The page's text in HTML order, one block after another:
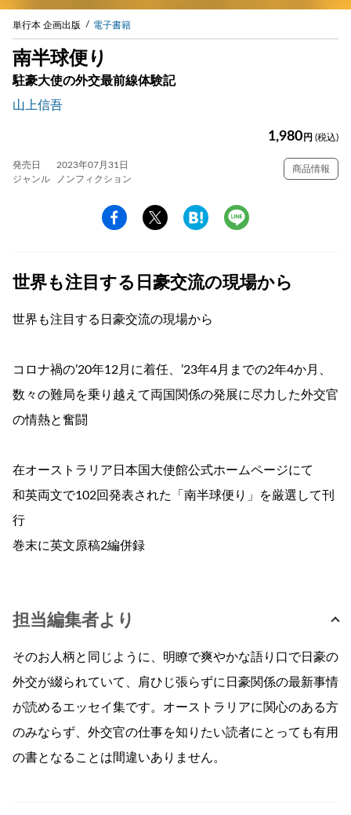
単行本 企画出版 電子書籍
南半球便り
駐豪大使の外交最前線体験記
山上信吾
1,980 円 (税込)
発売日
2023年07月31日
ジャンル
ノンフィクション
商品情報
世界も注目する日豪交流の現場から
世界も注目する日豪交流の現場から
コロナ禍の’20年12月に着任、’23年4月までの2年4か月、
数々の難局を乗り越えて両国関係の発展に尽力した外交官
の情熱と奮闘
在オーストラリア日本国大使館公式ホームページにて
和英両文で102回発表された「南半球便り」を厳選して刊
行
巻末に英文原稿2編併録
担当編集者より
そのお人柄と同じように、明瞭で爽やかな語り口で日豪の
外交が綴られていて、肩ひじ張らずに日豪関係の最新事情
が読めるエッセイ集です。オーストラリアに関心のある方
のみならず、外交官の仕事を知りたい読者にとっても有用
の書となることは間違いありません。